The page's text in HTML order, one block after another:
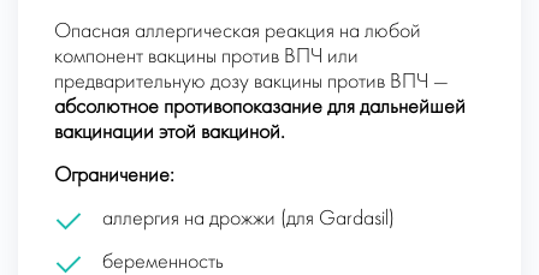
Опасная аллергическая реакция на любой
компонент вакцины против ВПЧ или
предварительную дозу вакцины против ВПЧ —
абсолютное противопоказание для дальнейшей
вакцинации этой вакциной.
Ограничение:
аллергия на дрожжи (для Gardasil)
беременность